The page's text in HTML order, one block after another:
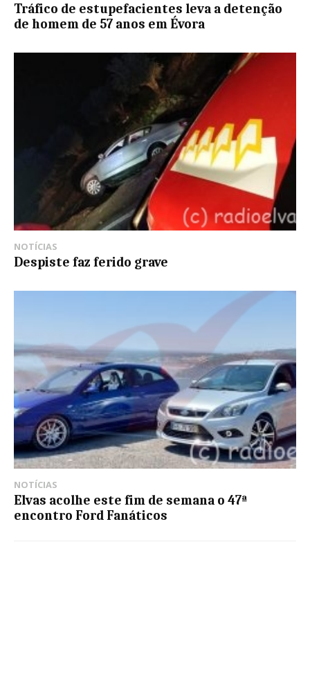
Tráfico de estupefacientes leva a detenção
de homem de 57 anos em Évora
NOTÍCIAS
Despiste faz ferido grave
NOTÍCIAS
Elvas acolhe este fim de semana o 47ª
encontro Ford Fanáticos